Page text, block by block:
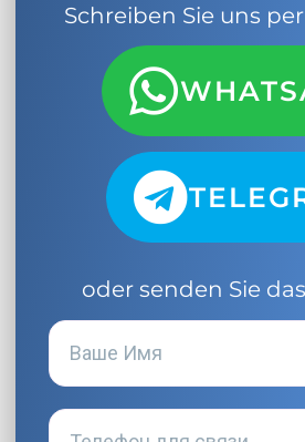
Schreiben Sie uns
oder senden Sie